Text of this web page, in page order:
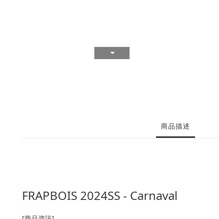
商品描述
FRAPBOIS 2024SS - Carnaval